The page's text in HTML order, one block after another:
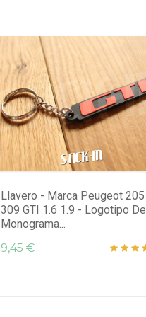
Llavero - Marca Peugeot 205
309 GTI 1.6 1.9 - Logotipo De
Monograma...
9,45 €